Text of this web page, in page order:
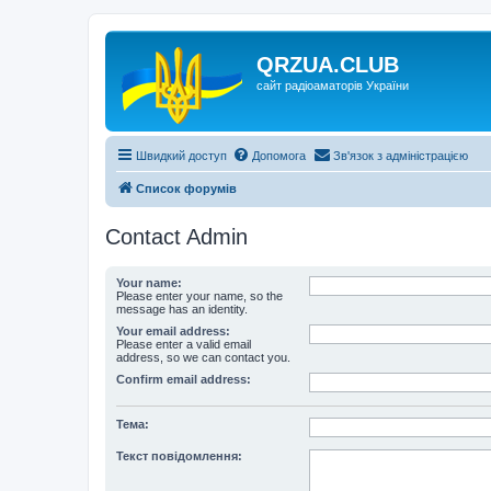
QRZUA.CLUB
сайт радіоаматорів України
Швидкий доступ Допомога Зв'язок з адміністрацією
Список форумів
Contact Admin
Your name:
Please enter your name, so the
message has an identity.
Your email address:
Please enter a valid email
address, so we can contact you.
Confirm email address:
Тема:
Текст повідомлення: